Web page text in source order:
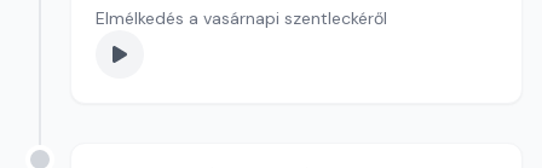
Elmélkedés a vasárnapi szentleckéről